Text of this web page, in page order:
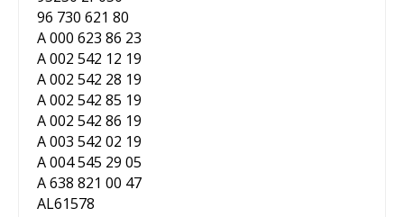
96 730 621 80
A 000 623 86 23
A 002 542 12 19
A 002 542 28 19
A 002 542 85 19
A 002 542 86 19
A 003 542 02 19
A 004 545 29 05
A 638 821 00 47
AL61578